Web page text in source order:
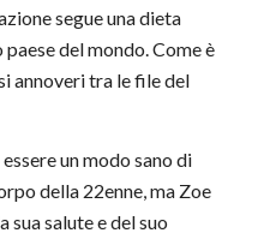
segue una dieta
del mondo. Come è
annoveri tra le file del
un modo sano di
della 22enne, ma Zoe
salute e del suo